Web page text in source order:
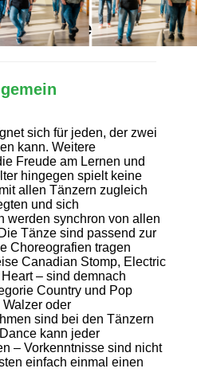
auf einen Blick
sich für jeden, der zwei
kann. Weitere
Freude am Lernen und
hingegen spielt keine
allen Tänzern zugleich
und sich
werden synchron von allen
Tänze sind passend zur
Choreografien tragen
Canadian Stomp, Electric
– sind demnach
Country und Pop
oder
sind bei den Tänzern
kann jeder
– Vorkenntnisse sind nicht
einfach einmal einen